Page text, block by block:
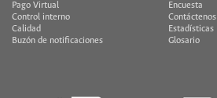
Pago Virtual
Control interno
Calidad
Buzón de notificaciones
Encuesta
Contáctenos
Estadísticas
Glosario